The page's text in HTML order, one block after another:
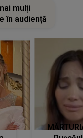
cancer
accident
Dacă